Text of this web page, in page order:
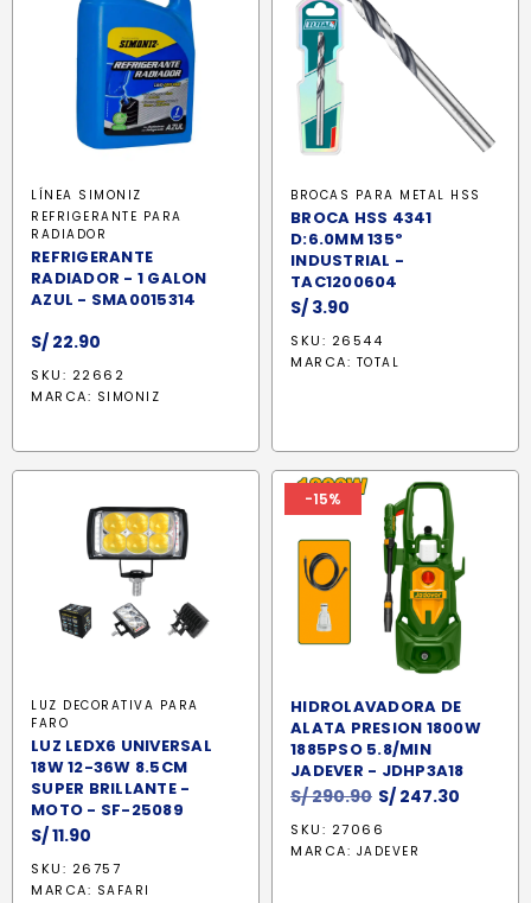
LÍNEA SIMONIZ
REFRIGERANTE PARA
RADIADOR
REFRIGERANTE
RADIADOR - 1 GALON
AZUL - SMA0015314
S/ 22.90
SKU: 22662
MARCA: SIMONIZ
BROCAS PARA METAL HSS
BROCA HSS 4341
D:6.0MM 135º
INDUSTRIAL -
TAC1200604
S/ 3.90
SKU: 26544
MARCA: TOTAL
LUZ DECORATIVA PARA
FARO
LUZ LEDX6 UNIVERSAL
18W 12-36W 8.5CM
SUPER BRILLANTE -
MOTO - SF-25089
S/11.90
SKU: 26757
MARCA: SAFARI
-15%
HIDROLAVADORA DE
ALATA PRESION 1800W
1885PSO 5.8/MIN
JADEVER - JDHP3A18
S/290.90 El
precio
original
S/ 247.30
SKU: 27066
MARCA: JADEVER